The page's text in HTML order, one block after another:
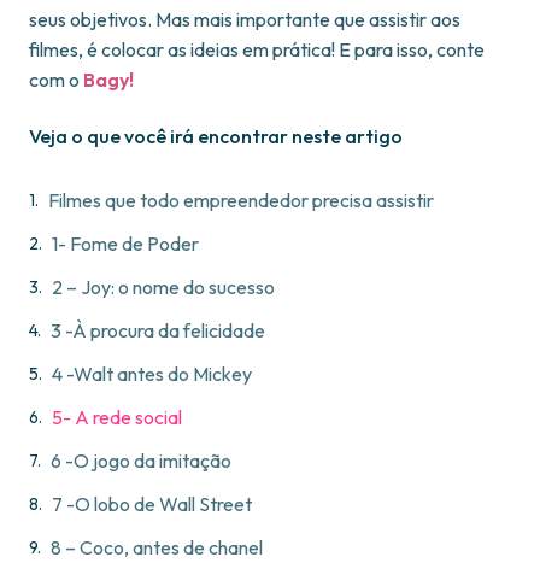
seus objetivos. Mas mais importante que assistir aos
filmes, é colocar as ideias em prática! E para isso, conte
com o Bagy!
Veja o que você irá encontrar neste artigo
Filmes que todo empreendedor precisa assistir
1- Fome de Poder
2 – Joy: o nome do sucesso
3 -À procura da felicidade
4 -Walt antes do Mickey
5- A rede social
6 -O jogo da imitação
7 -O lobo de Wall Street
8 – Coco, antes de chanel